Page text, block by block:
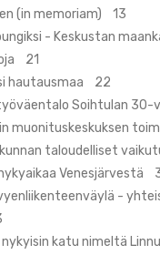
(in memoriam) 13
- Keskustan
21
hautausmaa 22
työväentalo Soihtulan
muonituskeskuksen
taloudelliset
Venesjärvestä
-
nykyisin katu nimeltä